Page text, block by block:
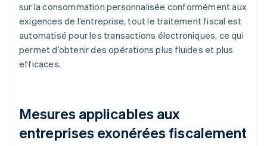
sur la consommation personnalisée conformément aux
exigences de l’entreprise, tout le traitement fiscal est
automatisé pour les transactions électroniques, ce qui
permet d’obtenir des opérations plus fluides et plus
efficaces.
Mesures applicables aux
entreprises exonérées fiscalement